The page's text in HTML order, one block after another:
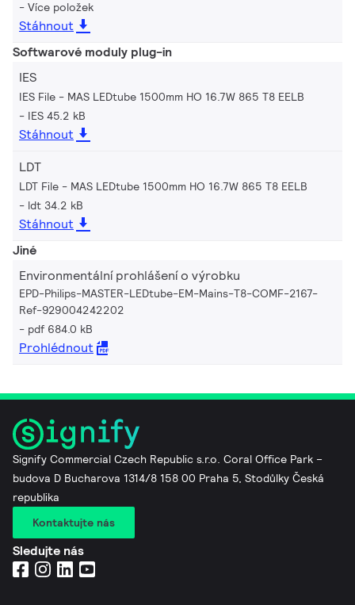
Více položek
Stáhnout
Softwarové moduly plug-in
IES
IES File - MAS LEDtube 1500mm HO 16.7W 865 T8 EELB
IES 45.2 kB
Stáhnout
LDT
LDT File - MAS LEDtube 1500mm HO 16.7W 865 T8 EELB
ldt 34.2 kB
Stáhnout
Jiné
Environmentální prohlášení o výrobku
EPD-Philips-MASTER-LEDtube-EM-Mains-T8-COMF-2167-
Ref-929004242202
pdf 684.0 kB
Prohlédnout
Signify Commercial Czech Republic s.r.o. Coral Office Park –
budova D Bucharova 1314/8 158 00 Praha 5, Stodůlky Česká
republika
Kontaktujte nás
Sledujte nás